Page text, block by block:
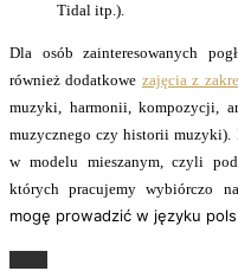
Tidal itp.).
Dla osób zainteresowanych
również dodatkowe zajęcia z
muzyki, harmonii, kompozycji,
muzycznego czy historii muzyki).
w modelu mieszanym, czyli
których pracujemy wybiórczo
mogę prowadzić w języku